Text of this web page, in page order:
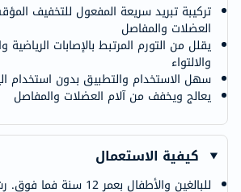
تركيبة تبريد سريعة المفعول للتخفيف
العضلات والمفاصل
يقلل من التورم المرتبط بالإصابات الرياضية
والالتواء
سهل الاستخدام والتطبيق بدون استخدام
يعالج ويخفف من آلام العضلات والمفاصل
كيفية الاستعمال
للبالغين والأطفال بعمر 12